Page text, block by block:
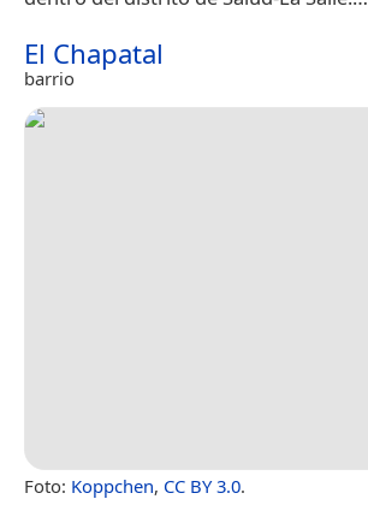
El Chapatal
barrio
Foto: Koppchen, CC BY 3.0.